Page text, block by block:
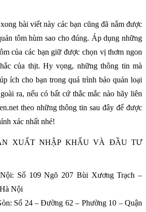
bài viết này các bạn cũng đã nắm được
tôm hùm sao cho đúng. Áp dụng những
của các bạn giữ được chọn vị thơm ngon
của thịt. Hy vọng, những thông tin mà
ích cho bạn trong quá trình bảo quản loại
ra, nếu có bất cứ thắc mắc nào hãy liên
theo những thông tin sau đây để được
xác nhất nhé!
XUẤT NHẬP KHẨU VÀ ĐẦU TƯ
Số 109 Ngõ 207 Bùi Xương Trạch –
Nội
Số 24 – Đường 62 – Phường 10 – Quận